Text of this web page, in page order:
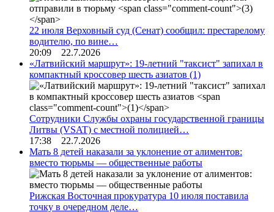
22 июля Верховный суд (Сенат) сообщил: престарелому
водителю, по вине…
20:09 22.7.2026
«Латвийский маршрут»: 19-летний "таксист" запихал в
компактный кроссовер шесть азиатов (1)
Сотрудники Службы охраны государственной границы
Литвы (VSAT) с местной полицией…
17:38 22.7.2026
Мать 8 детей наказали за уклонение от алиментов:
вместо тюрьмы — общественные работы
Рижская Восточная прокуратура 10 июля поставила
точку в очередном деле…